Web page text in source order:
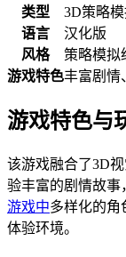
类型
3D策略
语言
汉化版
风格
策略模拟
游戏特色丰富剧情
游戏特色与
该游戏融合了3D
验丰富的剧情故事
游戏中多样化的角
体验环境。